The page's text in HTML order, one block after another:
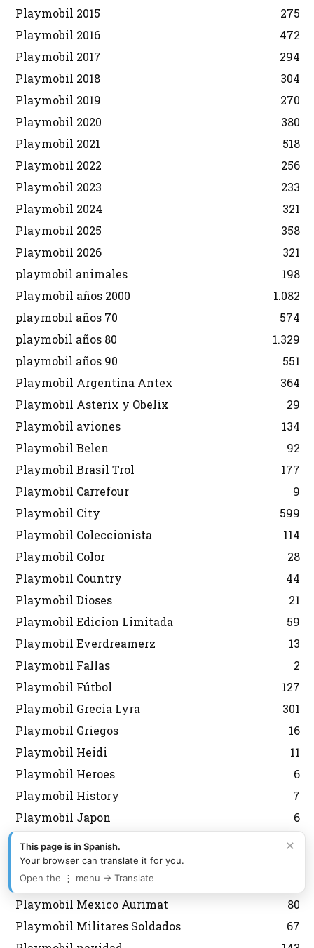
Playmobil 2015
275
Playmobil 2016
472
Playmobil 2017
294
Playmobil 2018
304
Playmobil 2019
270
Playmobil 2020
380
Playmobil 2021
518
Playmobil 2022
256
Playmobil 2023
233
Playmobil 2024
321
Playmobil 2025
358
Playmobil 2026
321
playmobil animales
198
Playmobil años 2000
1.082
playmobil años 70
574
playmobil años 80
1.329
playmobil años 90
551
Playmobil Argentina Antex
364
Playmobil Asterix y Obelix
29
Playmobil aviones
134
Playmobil Belen
92
Playmobil Brasil Trol
177
Playmobil Carrefour
9
Playmobil City
599
Playmobil Coleccionista
114
Playmobil Color
28
Playmobil Country
44
Playmobil Dioses
21
Playmobil Edicion Limitada
59
Playmobil Everdreamerz
13
Playmobil Fallas
2
Playmobil Fútbol
127
Playmobil Grecia Lyra
301
Playmobil Griegos
16
Playmobil Heidi
11
Playmobil Heroes
6
Playmobil History
7
Playmobil Japon
6
Playmobil Korea
43
Playmobil Magic
Playmobil medieval
Playmobil Mexico Aurimat
80
Playmobil Militares Soldados
67
×
This page is in Spanish.
Your browser can translate it for you.
Open the ⋮ menu → Translate